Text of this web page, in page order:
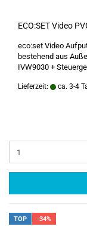
ECO:SET Video
eco:set Video
bestehend aus
IVW9030 +
Lieferzeit: ca. 3-4
TOP -34%